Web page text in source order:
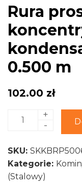
Rura
0.500 m
102.00 zł
ilość
SKKB
system
koncentryczny
+
-
Alternative:
SKU:
Kategorie:
(Stalowy)